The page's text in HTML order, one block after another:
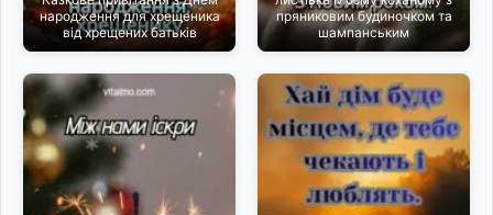
народження для хрещеника
від хрещених батьків
пряниковим будиночком та
шампанським